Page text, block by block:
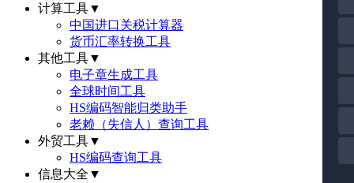
计算工具▼
中国进口关税计算器
货币汇率转换工具
其他工具▼
电子章生成工具
全球时间工具
HS编码智能归类助手
老赖（失信人）查询工具
外贸工具▼
HS编码查询工具
信息大全 ▼